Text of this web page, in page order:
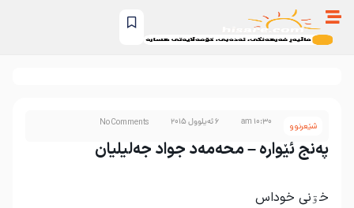
شێعرنوو 10:30 am 6 ئەیلوول 2015 No Comments
په‌نج ئێواره‌ – محەمەد جواد جەلیلیان
خۊنی خوداس